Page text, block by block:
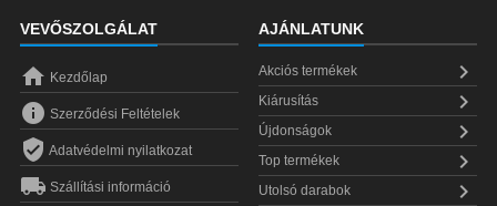
VEVŐSZOLGÁLAT
 Kezdőlap
 Szerződési Feltételek
 Adatvédelmi nyilatkozat
 Szállítási információ
AJÁNLATUNK
Akciós termékek 
Kiárusítás 
Újdonságok 
Top termékek 
Utolsó darabok 